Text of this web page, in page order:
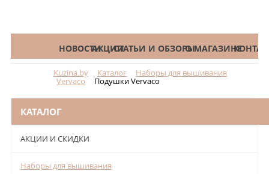
КАТАЛОГНОВОСТИАКЦИИСТАТЬИ И ОБЗОРЫО МАГАЗИНЕ
Kuzina.by Каталог Наборы для вышивания
Vervaco Подушки Vervaco
КАТАЛОГ
АКЦИИ И СКИДКИ
Наборы для вышивания